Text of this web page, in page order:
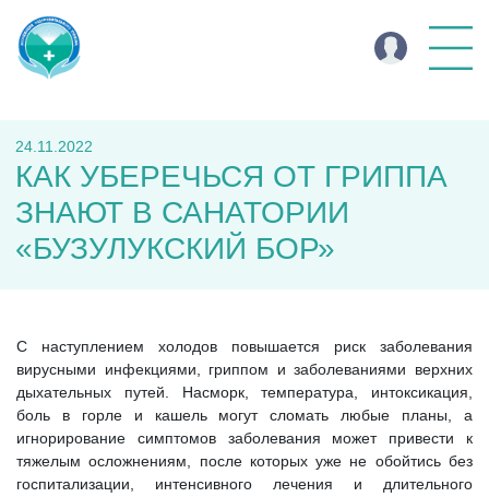
24.11.2022
КАК УБЕРЕЧЬСЯ ОТ ГРИППА
ЗНАЮТ В САНАТОРИИ
«БУЗУЛУКСКИЙ БОР»
С наступлением холодов повышается риск заболевания
вирусными инфекциями, гриппом и заболеваниями верхних
дыхательных путей. Насморк, температура, интоксикация,
боль в горле и кашель могут сломать любые планы, а
игнорирование симптомов заболевания может привести к
тяжелым осложнениям, после которых уже не обойтись без
госпитализации, интенсивного лечения и длительного